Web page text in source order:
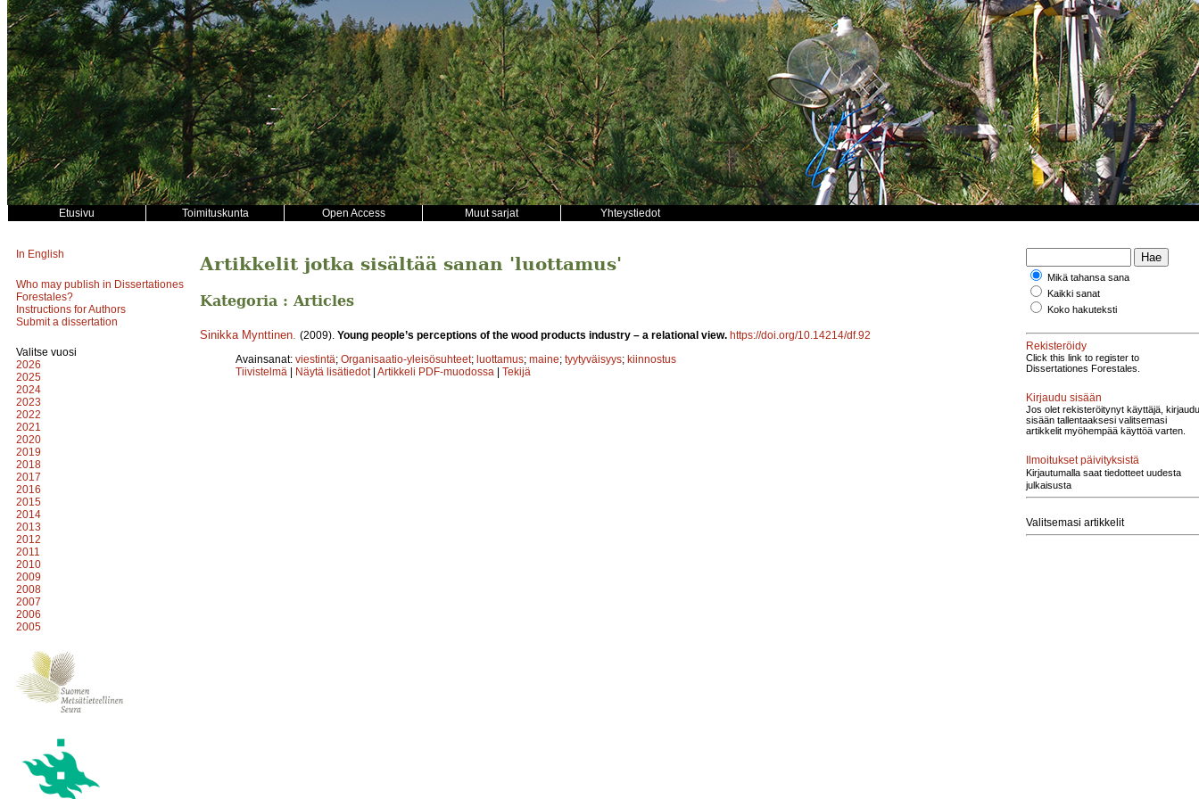
Etusivu Toimituskunta Open Access Muut sarjat Yhteystiedot
In English
Who may publish in Dissertationes
Forestales?
Instructions for Authors
Submit a dissertation
Valitse vuosi
2026
2025
2024
2023
2022
2021
2020
2019
2018
2017
2016
2015
2014
2013
2012
2011
2010
2009
2008
2007
2006
2005
Artikkelit jotka sisältää sanan 'luottamus'
Kategoria : Articles
Sinikka Mynttinen (2009). Young people’s perceptions of the wood products industry – a relational view. https://doi.org/10.14214/df.92
Avainsanat: viestintä; Organisaatio-yleisösuhteet; luottamus; maine; tyytyväisyys; kiinnostus
Tiivistelmä | Näytä lisätiedot | Artikkeli PDF-muodossa | Tekijä
Mikä tahansa sana
Kaikki sanat
Koko hakuteksti
Rekisteröidy
Click this link to register to
Dissertationes Forestales.
Kirjaudu sisään
Jos olet rekisteröitynyt käyttäjä, kirjaudu
sisään tallentaaksesi valitsemasi
artikkelit myöhempää käyttöä varten.
Ilmoitukset päivityksistä
Kirjautumalla saat tiedotteet uudesta
julkaisusta
Valitsemasi artikkelit